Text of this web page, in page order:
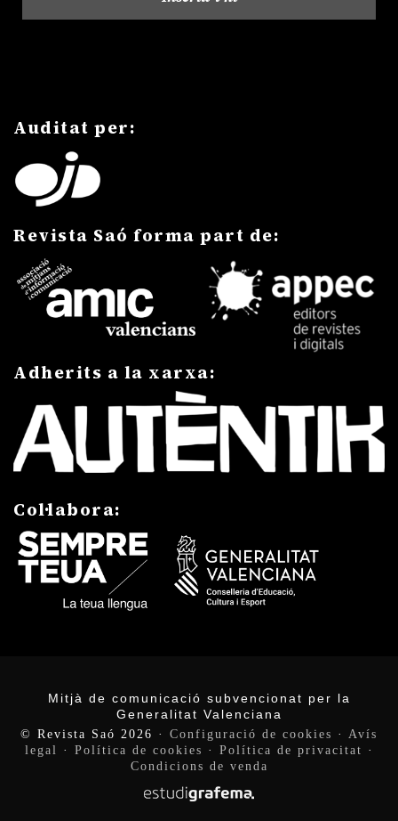
Auditat per:
Revista Saó forma part de:
Adherits a la xarxa:
Col·labora:
Mitjà de comunicació subvencionat per la
Generalitat Valenciana
© Revista Saó 2026 · Configuració de cookies · Avís
legal · Política de cookies · Política de privacitat ·
Condicions de venda